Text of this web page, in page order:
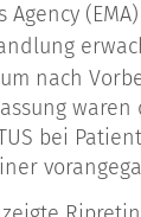
Agency
nach
bei